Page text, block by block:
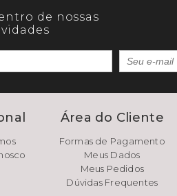
de nossas
Área do Cliente
Formas de Pagamento
Meus Dados
Meus Pedidos
Dúvidas Frequentes